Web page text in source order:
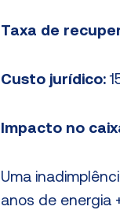
Taxa de
Custo jurídico:
Impacto no
Uma
anos de energia